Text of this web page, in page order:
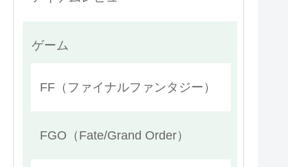
ゲーム
FF（ファイナルファンタジー）
FGO（Fate/Grand Order）